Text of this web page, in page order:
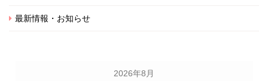
最新情報・お知らせ
2026年8月